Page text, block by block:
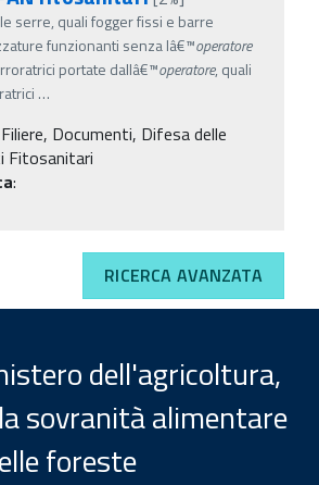
serre, quali fogger fissi e barre
funzionanti senza lâ€™operatore
portate dallâ€™operatore, quali
…
Filiere, Documenti, Difesa delle
Fitosanitari
:
RICERCA AVANZATA
dell'agricoltura,
sovranità alimentare
foreste